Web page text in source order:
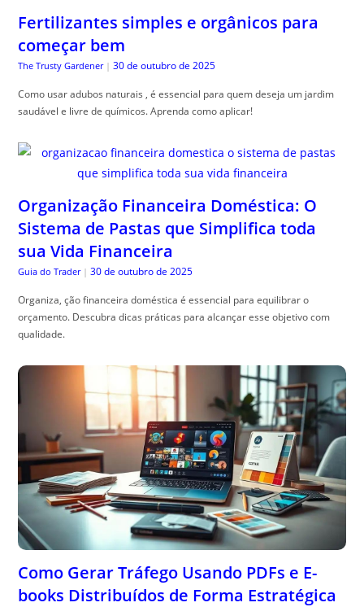
Fertilizantes simples e orgânicos para
começar bem
The Trusty Gardener | 30 de outubro de 2025
Como usar adubos naturais , é essencial para quem deseja um jardim
saudável e livre de químicos. Aprenda como aplicar!
Organização Financeira Doméstica: O
Sistema de Pastas que Simplifica toda
sua Vida Financeira
Guia do Trader | 30 de outubro de 2025
Organiza, ção financeira doméstica é essencial para equilibrar o
orçamento. Descubra dicas práticas para alcançar esse objetivo com
qualidade.
Como Gerar Tráfego Usando PDFs e E-
books Distribuídos de Forma Estratégica